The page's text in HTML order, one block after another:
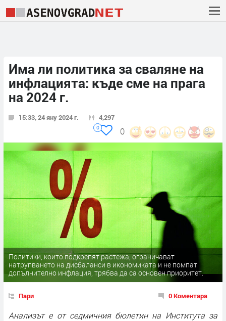
Има ли политика за сваляне на
инфлацията: къде сме на прага
на 2024 г.
15:33, 24 яну 2024 г. 4,297
0
0
Политики, които подкрепят растежа, ограничават
натрупването на дисбаланси в икономиката и не помпат
допълнително инфлация, трябва да са основен приоритет.
Пари 0 Коментара
Анализът е от седмичния бюлетин на Института за